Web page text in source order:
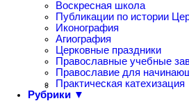
Воскресная школа
Публикации по истории
Иконография
Агиография
Церковные праздники
Православные учебные
Православие для
Практическая катехизация
Рубрики ▼